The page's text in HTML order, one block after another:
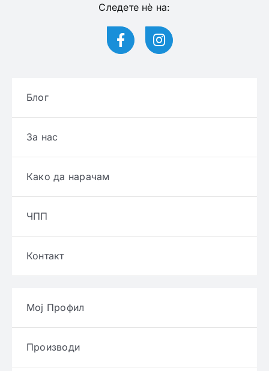
Следете нѐ на:
Блог
За нас
Како да нарачам
ЧПП
Контакт
Мој Профил
Производи